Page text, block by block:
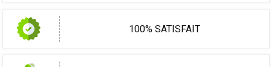
100% SATISFAIT